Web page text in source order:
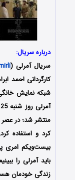
درباره سریال:
سریال آمرلی (
کارگردانی احمد
منتشر شد؛ در عصر
کرد و استفاده
بیست‌و‌یکم امری
باید آمرلی را
زندگی خودمان